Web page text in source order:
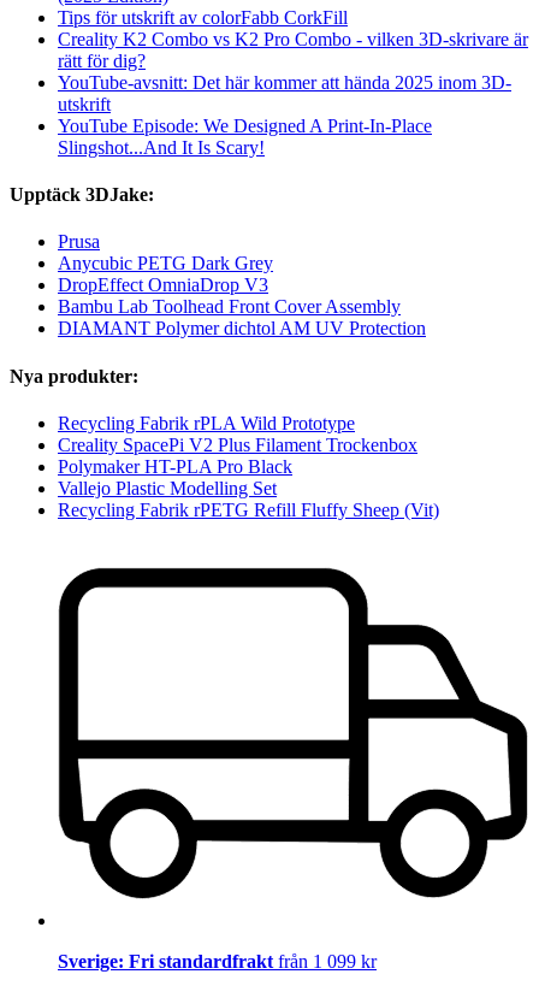
Tips för utskrift av colorFabb CorkFill
Creality K2 Combo vs K2 Pro Combo - vilken 3D-skrivare är
rätt för dig?
YouTube-avsnitt: Det här kommer att hända 2025 inom 3D-
utskrift
YouTube Episode: We Designed A Print-In-Place
Slingshot...And It Is Scary!
Upptäck 3DJake:
Prusa
Anycubic PETG Dark Grey
DropEffect OmniaDrop V3
Bambu Lab Toolhead Front Cover Assembly
DIAMANT Polymer dichtol AM UV Protection
Nya produkter:
Recycling Fabrik rPLA Wild Prototype
Creality SpacePi V2 Plus Filament Trockenbox
Polymaker HT-PLA Pro Black
Vallejo Plastic Modelling Set
Recycling Fabrik rPETG Refill Fluffy Sheep (Vit)
Sverige: Fri standardfrakt från 1 099 kr